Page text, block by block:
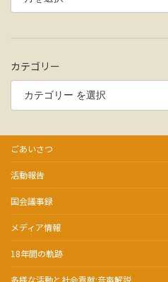
カテゴリー
ごあいさつ
活動報告
国会議事録
メディア情報
18年間の軌跡
多様な活動と社会貢献:音声解説